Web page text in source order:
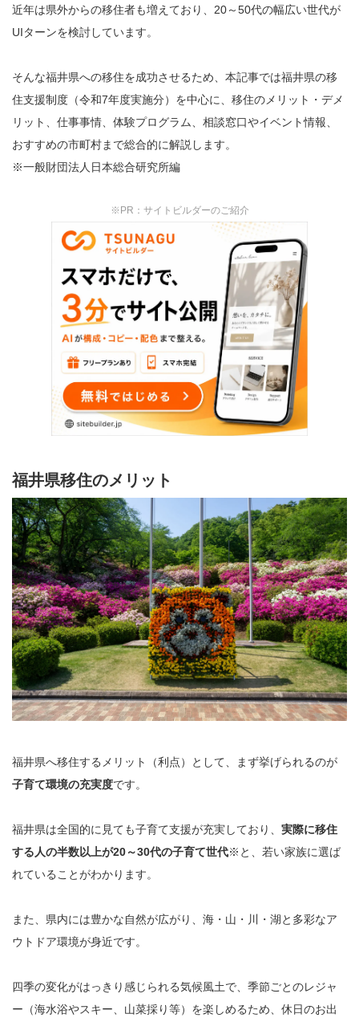
近年は県外からの移住者も増えており、20～50代の幅広い世代が
UIターンを検討しています。
そんな福井県への移住を成功させるため、本記事では福井県の移
住支援制度（令和7年度実施分）を中心に、移住のメリット・デメ
リット、仕事事情、体験プログラム、相談窓口やイベント情報、
おすすめの市町村まで総合的に解説します。
※一般財団法人日本総合研究所編
※PR：サイトビルダーのご紹介
福井県移住のメリット
福井県へ移住するメリット（利点）として、まず挙げられるのが
子育て環境の充実度です。
福井県は全国的に見ても子育て支援が充実しており、 実際に移住
する人の半数以上が20～30代の子育て世代※と、若い家族に選ば
れていることがわかります。
また、県内には豊かな自然が広がり、海・山・川・湖と多彩なア
ウトドア環境が身近です。
四季の変化がはっきり感じられる気候風土で、季節ごとのレジャ
ー（海水浴やスキー、山菜採り等）を楽しめるため、休日のお出